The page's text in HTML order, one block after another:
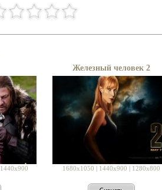
1440x900
Железный человек 2
1680x1050 | 1440x900 | 1280x800